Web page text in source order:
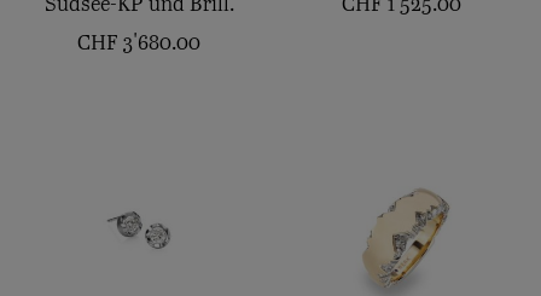
Südsee-KP und Brill.
CHF 3'680.00
CHF 1'525.00